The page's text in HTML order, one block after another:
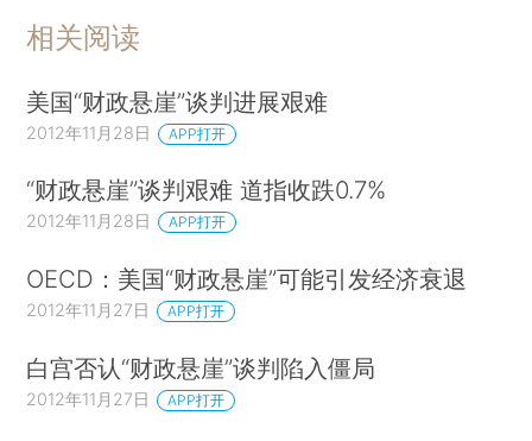
相关阅读
美国“财政悬崖”谈判进展艰难
2012年11月28日 APP打开
“财政悬崖”谈判艰难 道指收跌0.7%
2012年11月28日 APP打开
OECD：美国“财政悬崖”可能引发经济衰退
2012年11月27日 APP打开
白宫否认“财政悬崖”谈判陷入僵局
2012年11月27日 APP打开